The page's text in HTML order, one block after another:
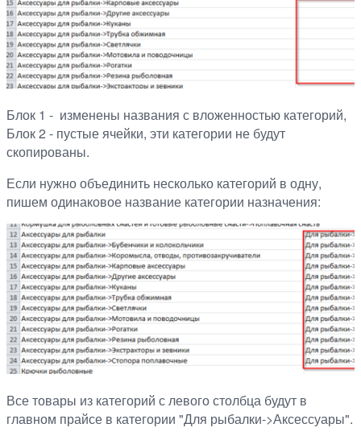
Блок 1 - изменены названия с вложенностью категорий,
Блок 2 - пустые ячейки, эти категории не будут
скопированы.
Если нужно объединить несколько категорий в одну,
пишем одинаковое название категории назначения:
Все товары из категорий с левого столбца будут в
главном прайсе в категории "Для рыбалки->Аксессуары".